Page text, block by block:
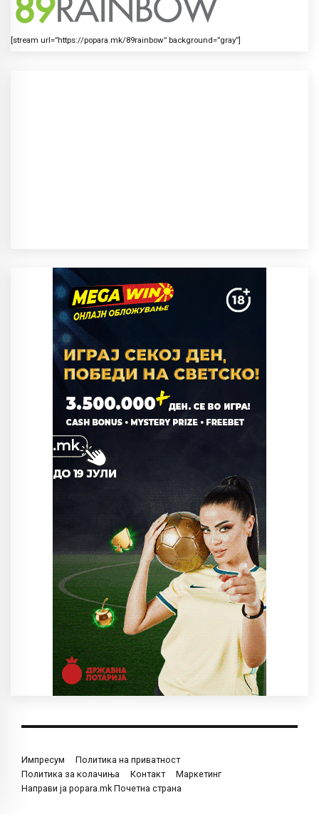
[stream url=”https://popara.mk/89rainbow” background=”gray”]
Импресум
Политика на приватност
Политика за колачиња
Контакт
Маркетинг
Направи ја popara.mk Почетна страна